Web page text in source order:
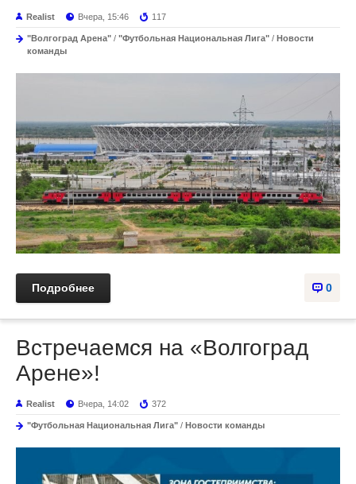
Realist Вчера, 15:46 117
"Волгоград Арена" / "Футбольная Национальная Лига" / Новости
команды
0
Подробнее
Встречаемся на «Волгоград
Арене»!
Realist Вчера, 14:02 372
"Футбольная Национальная Лига" / Новости команды